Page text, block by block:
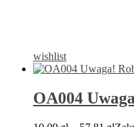
wishlist
OA004